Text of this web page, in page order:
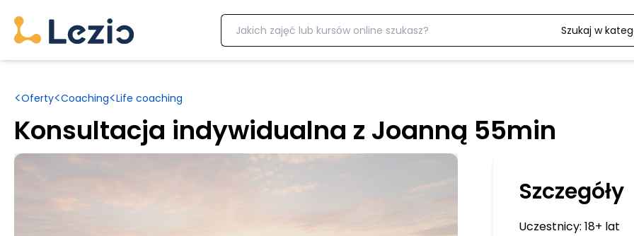
Szukaj w
<Oferty<Coaching<Life coaching
Konsultacja indywidualna z Joanną 55min
Szczegóły
Uczestnicy: 18+ lat